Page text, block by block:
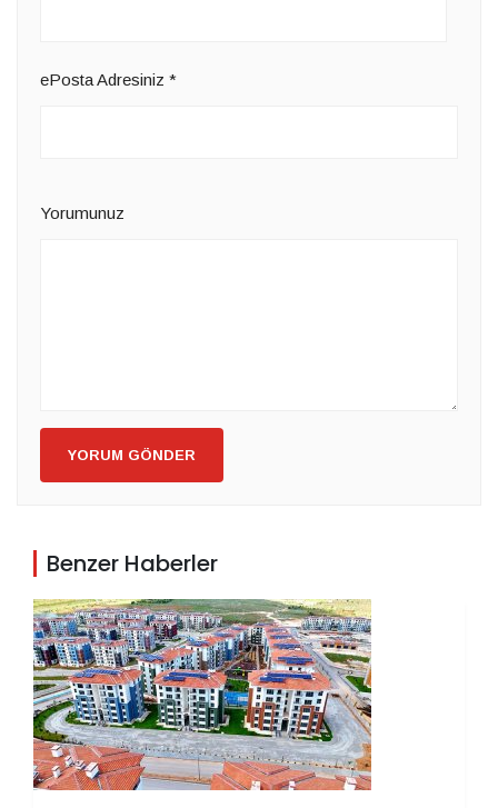
ePosta Adresiniz *
Yorumunuz
YORUM GÖNDER
Benzer Haberler